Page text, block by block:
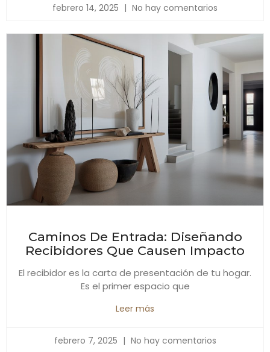
febrero 14, 2025 No hay comentarios
Caminos De Entrada: Diseñando
Recibidores Que Causen Impacto
El recibidor es la carta de presentación de tu hogar.
Es el primer espacio que
Leer más
febrero 7, 2025 No hay comentarios